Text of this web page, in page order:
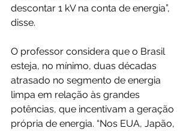
descontar 1 kV na conta de energia”,
disse.
O professor considera que o Brasil
esteja, no mínimo, duas décadas
atrasado no segmento de energia
limpa em relação às grandes
potências, que incentivam a geração
própria de energia. “Nos EUA, Japão,